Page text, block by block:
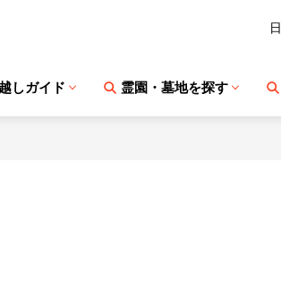
しガイド 霊園・墓地を探す